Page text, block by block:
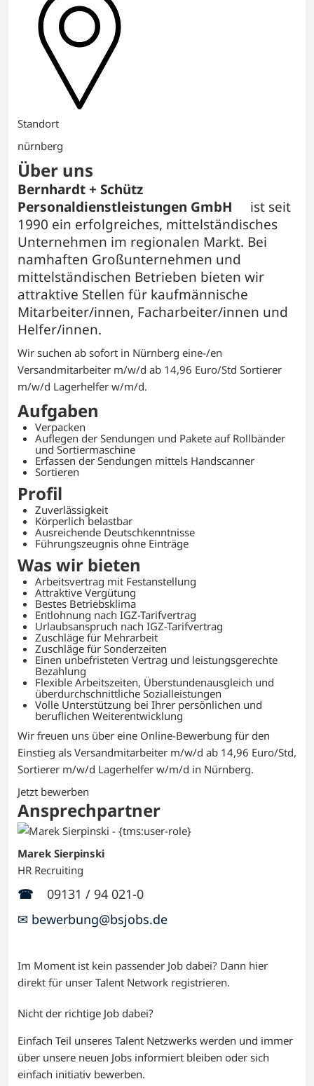
Standort
nürnberg
Über uns
Bernhardt + Schütz
Personaldienstleistungen GmbH
ist seit
1990 ein erfolgreiches, mittelständisches
Unternehmen im regionalen Markt. Bei
namhaften Großunternehmen und
mittelständischen Betrieben bieten wir
attraktive Stellen für kaufmännische
Mitarbeiter/innen, Facharbeiter/innen und
Helfer/innen.
Wir suchen ab sofort in Nürnberg eine-/en
Versandmitarbeiter m/w/d ab 14,96 Euro/Std Sortierer
m/w/d Lagerhelfer w/m/d.
Aufgaben
Verpacken
Auflegen der Sendungen und Pakete auf Rollbänder
und Sortiermaschine
Erfassen der Sendungen mittels Handscanner
Sortieren
Profil
Zuverlässigkeit
Körperlich belastbar
Ausreichende Deutschkenntnisse
Führungszeugnis ohne Einträge
Was wir bieten
Arbeitsvertrag mit Festanstellung
Attraktive Vergütung
Bestes Betriebsklima
Entlohnung nach IGZ-Tarifvertrag
Urlaubsanspruch nach IGZ-Tarifvertrag
Zuschläge für Mehrarbeit
Zuschläge für Sonderzeiten
Einen unbefristeten Vertrag und leistungsgerechte
Bezahlung
Flexible Arbeitszeiten, Überstundenausgleich und
überdurchschnittliche Sozialleistungen
Volle Unterstützung bei Ihrer persönlichen und
beruflichen Weiterentwicklung
Wir freuen uns über eine Online-Bewerbung für den
Einstieg als Versandmitarbeiter m/w/d ab 14,96 Euro/Std,
Sortierer m/w/d Lagerhelfer w/m/d in Nürnberg.
Jetzt bewerben
Ansprechpartner
Marek Sierpinski
HR Recruiting
☎
09131 / 94 021-0
✉ bewerbung@bsjobs.de
Im Moment ist kein passender Job dabei? Dann hier
direkt für unser Talent Network registrieren.
Nicht der richtige Job dabei?
Einfach Teil unseres Talent Netzwerks werden und immer
über unsere neuen Jobs informiert bleiben oder sich
einfach initiativ bewerben.